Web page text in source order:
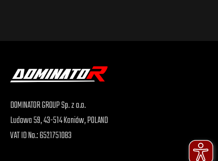
DOMINATOR GROUP Sp. z o.o.
Ludowa 59, 43-514 Kaniów, POLAND
VAT ID No.: 6521751083